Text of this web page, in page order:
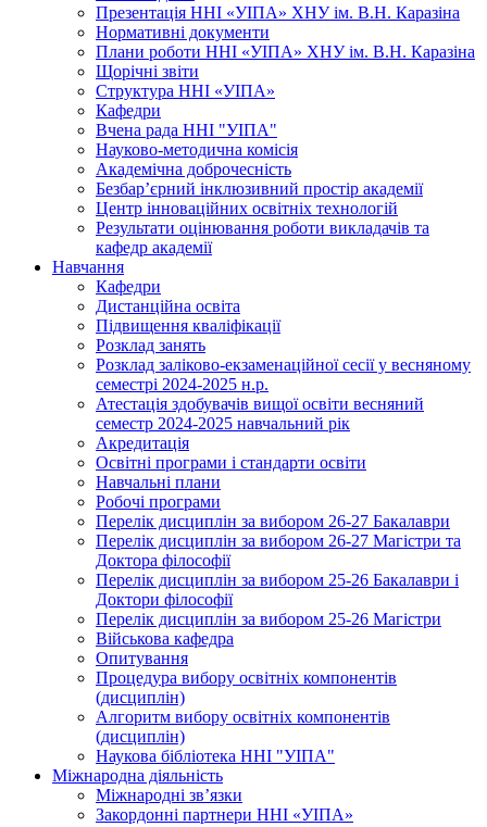
Презентація ННІ «УІПА» ХНУ ім. В.Н. Каразіна
Нормативні документи
Плани роботи ННІ «УІПА» ХНУ ім. В.Н. Каразіна
Щорічні звіти
Структура ННІ «УІПА»
Кафедри
Вчена рада ННІ "УІПА"
Науково-методична комісія
Академічна доброчесність
Безбар’єрний інклюзивний простір академії
Центр інноваційних освітніх технологій
Результати оцінювання роботи викладачів та
кафедр академії
Навчання
Кафедри
Дистанційна освіта
Підвищення кваліфікації
Розклад занять
Розклад заліково-екзаменаційної сесії у весняному
семестрі 2024-2025 н.р.
Атестація здобувачів вищої освіти весняний
семестр 2024-2025 навчальний рік
Акредитація
Освітні програми і стандарти освіти
Навчальні плани
Робочі програми
Перелік дисциплін за вибором 26-27 Бакалаври
Перелік дисциплін за вибором 26-27 Магістри та
Доктора філософії
Перелік дисциплін за вибором 25-26 Бакалаври і
Доктори філософії
Перелік дисциплін за вибором 25-26 Магістри
Військова кафедра
Опитування
Процедура вибору освітніх компонентів
(дисциплін)
Алгоритм вибору освітніх компонентів
(дисциплін)
Наукова бібліотека ННІ "УІПА"
Міжнародна діяльність
Міжнародні зв’язки
Закордонні партнери ННІ «УІПА»